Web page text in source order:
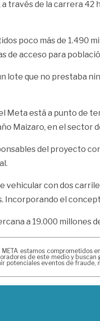
través de la carrera
poco más de 1.490
de acceso para
lote que no prestaba
Meta está a punto de
Maizaro, en el sector
del proyecto
vehicular con dos
Incorporando el
a 19.000 millones
META estamos
de este medio y
potenciales eventos de